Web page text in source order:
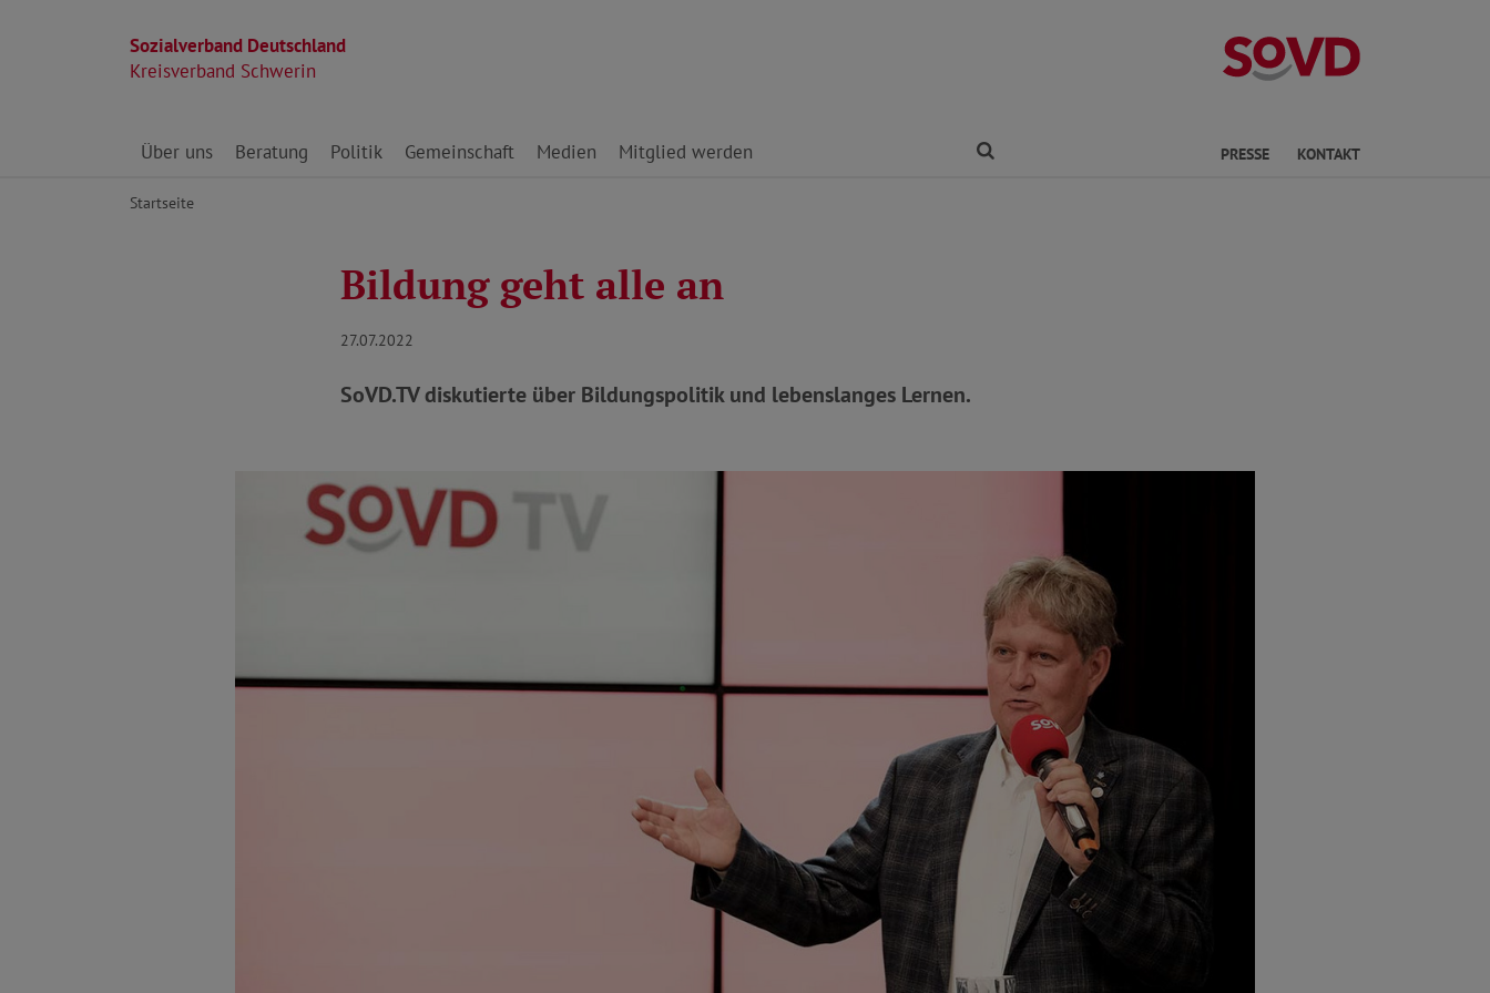
Sozialverband Deutschland
Kreisverband Schwerin
Kreisverband
Direkt zu den Inhalten springen
Über uns Beratung Politik Gemeinschaft Medien Mitglied werden PRESSE KONTAKT
Startseite
Bildung geht alle an
27.07.2022
SoVD.TV diskutierte über Bildungspolitik und lebenslanges Lernen.